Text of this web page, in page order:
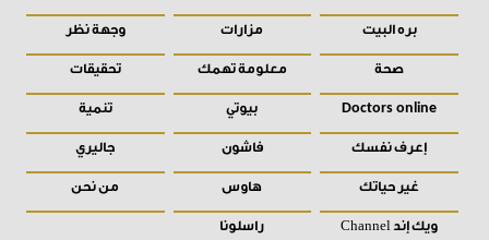
بره البيت
صحة
Doctors online
إعرف نفسك
غير حياتك
Channel ويك إند
مزارات
معلومة تهمك
بيوتي
فاشون
هاوس
راسلونا
وجهة نظر
تحقيقات
تنمية
جاليري
من نحن